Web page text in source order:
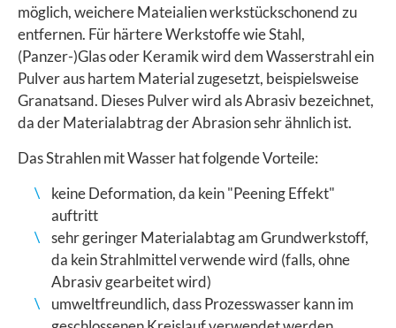
möglich, weichere Mateialien werkstückschonend zu
entfernen. Für härtere Werkstoffe wie Stahl,
(Panzer-)Glas oder Keramik wird dem Wasserstrahl ein
Pulver aus hartem Material zugesetzt, beispielsweise
Granatsand. Dieses Pulver wird als Abrasiv bezeichnet,
da der Materialabtrag der Abrasion sehr ähnlich ist.
Das Strahlen mit Wasser hat folgende Vorteile:
keine Deformation, da kein "Peening Effekt"
auftritt
sehr geringer Materialabtag am Grundwerkstoff,
da kein Strahlmittel verwende wird (falls, ohne
Abrasiv gearbeitet wird)
umweltfreundlich, dass Prozesswasser kann im